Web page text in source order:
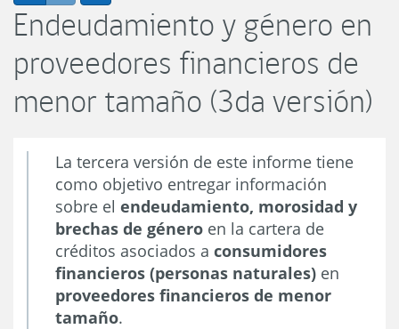
Endeudamiento y género en
proveedores financieros de
menor tamaño (3da versión)
La tercera versión de este informe tiene
como objetivo entregar información
sobre el endeudamiento, morosidad y
brechas de género en la cartera de
créditos asociados a consumidores
financieros (personas naturales) en
proveedores financieros de menor
tamaño.